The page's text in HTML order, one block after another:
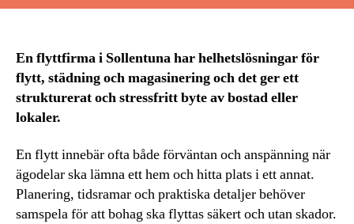
En flyttfirma i Sollentuna har helhetslösningar för
flytt, städning och magasinering och det ger ett
strukturerat och stressfritt byte av bostad eller
lokaler.
En flytt innebär ofta både förväntan och anspänning när
ägodelar ska lämna ett hem och hitta plats i ett annat.
Planering, tidsramar och praktiska detaljer behöver
samspela för att bohag ska flyttas säkert och utan skador.